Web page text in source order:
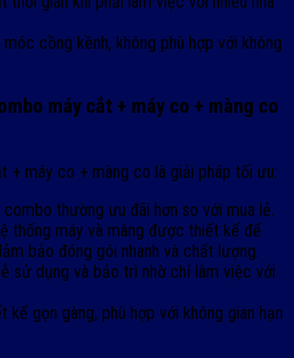
cồng kềnh, không phù hợp với không
máy cắt + máy co + màng co
+ máy co + màng co là giải pháp tối ưu:
thường ưu đãi hơn so với mua lẻ.
thống máy và màng được thiết kế để
bảo đóng gói nhanh và chất lượng.
sử dụng và bảo trì nhờ chỉ làm việc với
kế gọn gàng, phù hợp với không gian hạn